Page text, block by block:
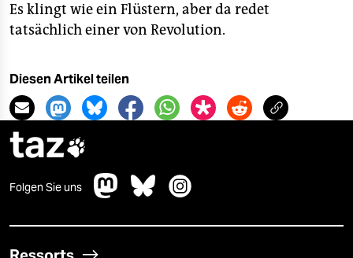
Es klingt wie ein Flüstern, aber da redet
tatsächlich einer von Revolution.
Diesen Artikel teilen
taz
Folgen Sie uns